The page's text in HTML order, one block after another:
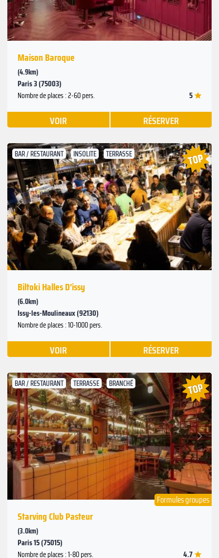
Maison Baroque
(4.9km)
Paris 3 (75003)
Nombre de places : 2-60 pers. 5
VOIR RÉSERVER
BAR / RESTAURANT INSOLITE TERRASSE
Précédent
Suivant
Biltoki Halles D'issy
(6.0km)
Issy-les-Moulineaux (92130)
Nombre de places : 10-1000 pers.
VOIR RÉSERVER
BAR / RESTAURANT TERRASSE BRANCHÉ
Précédent
Suivant
Formules groupes
Starving Club Pasteur
(3.0km)
Paris 15 (75015)
Nombre de places : 1-80 pers. 4.7